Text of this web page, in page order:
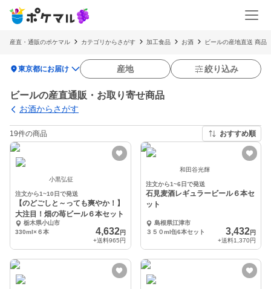
産直・通販のポケマル カテゴリからさがす 加工食品 お酒 ビールの産地直送 商品
location_on東京都にお届け 産地 絞り込み
ビールの産直通販・お取り寄せ商品
お酒からさがす
19件の商品 おすすめ順
小黒弘征
注文から1~10日で発送
【のどごしと～っても爽やか！】
大注目！畑の苺ビール６本セット
栃木県小山市
330ml×６本
4,632円
+送料965円
和田谷光輝
注文から1~6日で発送
石見麦酒レギュラービール６本セ
ット
島根県江津市
３５０ml缶6本セット
3,432円
+送料1,370円